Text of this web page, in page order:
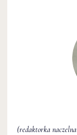
(redaktorka naczelna